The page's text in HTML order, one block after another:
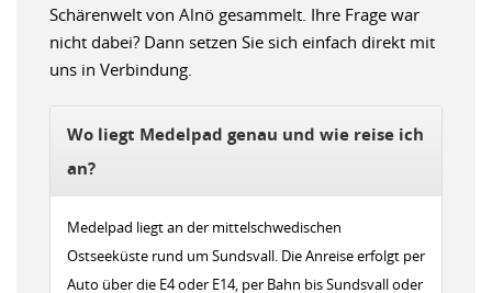
Schärenwelt von Alnö gesammelt. Ihre Frage war
nicht dabei? Dann setzen Sie sich einfach direkt mit
uns in Verbindung.
Wo liegt Medelpad genau und wie reise ich
an?
Medelpad liegt an der mittelschwedischen
Ostseeküste rund um Sundsvall. Die Anreise erfolgt per
Auto über die E4 oder E14, per Bahn bis Sundsvall oder